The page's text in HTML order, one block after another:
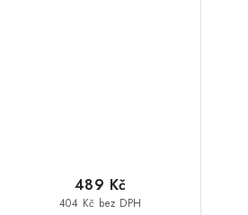
404 Kč bez DPH
489 Kč